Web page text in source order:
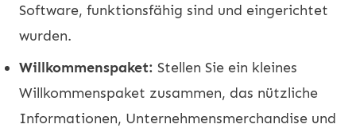
Software, funktionsfähig sind und eingerichtet
wurden.
Willkommenspaket: Stellen Sie ein kleines
Willkommenspaket zusammen, das nützliche
Informationen, Unternehmensmerchandise und